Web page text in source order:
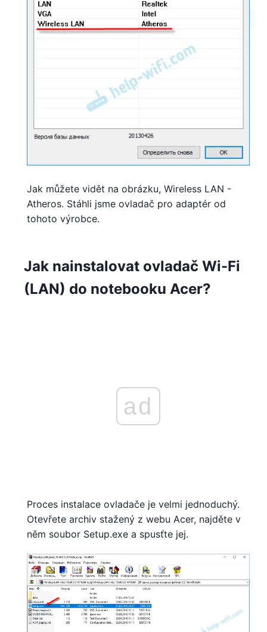
Jak můžete vidět na obrázku, Wireless LAN -
Atheros. Stáhli jsme ovladač pro adaptér od
tohoto výrobce.
Jak nainstalovat ovladač Wi-Fi
(LAN) do notebooku Acer?
ad
Proces instalace ovladače je velmi jednoduchý.
Otevřete archiv stažený z webu Acer, najděte v
něm soubor Setup.exe a spusťte jej.